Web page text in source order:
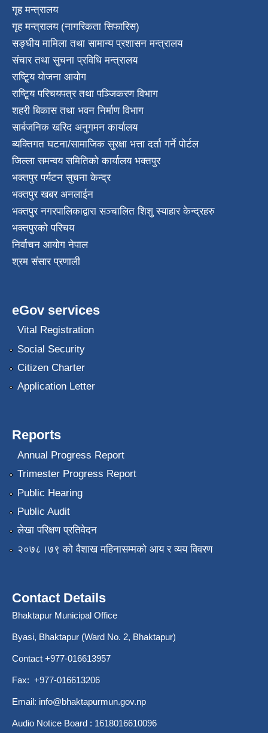
गृह मन्त्रालय
गृह मन्त्रालय (नागरिकता सिफारिस)
सङ्घीय मामिला तथा सामान्य प्रशासन मन्त्रालय
संचार तथा सुचना प्रविधि मन्त्रालय
राष्टि्ृय योजना आयोग
राष्टि्ृय परिचयपत्र तथा पञ्जिकरण विभाग
शहरी बिकास तथा भवन निर्माण विभाग
सार्बजनिक खरिद अनुगमन कार्यालय
ब्यक्तिगत घटना/सामाजिक सुरक्षा भत्ता दर्ता गर्ने पोर्टल
जिल्ला समन्वय समितिको कार्यालय भक्तपुर
भक्तपुर पर्यटन सुचना केन्द्र
भक्तपुर खबर अनलाईन
भक्तपुर नगरपालिकाद्वारा सञ्चालित शिशु स्याहार केन्द्रहरु
भक्तपुरकाे परिचय
निर्वाचन आयोग नेपाल
श्रम संसार प्रणाली
eGov services
Vital Registration
Social Security
Citizen Charter
Application Letter
Reports
Annual Progress Report
Trimester Progress Report
Public Hearing
Public Audit
लेखा परिक्षण प्रतिवेदन
२०७८।७९ को वैशाख महिनासम्मको आय र व्यय विवरण
Contact Details
Bhaktapur Municipal Office
Byasi, Bhaktapur (Ward No. 2, Bhaktapur)
Contact +977-016613957
Fax: +977-016613206
Email: info@bhaktapurmun.gov.np
Audio Notice Board : 1618016610096